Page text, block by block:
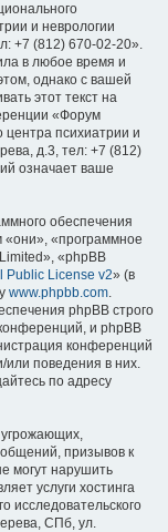
и неврологии
+7 (812) 670-02-20».
в любое время и
однако с вашей
этот текст на
«Форум
центра психиатрии и
д.3, тел: +7 (812)
означает ваше
обеспечения
«программное
«phpBB
Public License v2» (в
www.phpbb.com.
phpBB строго
и phpBB
конференций
или поведения в них.
по адресу
призывов к
могут нарушить
услуги хостинга
исследовательского
СПб, ул.